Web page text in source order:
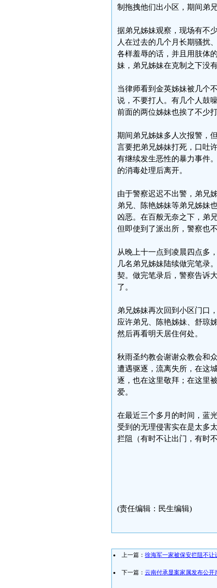
制拖拽他们出小区，期间弟
据弟兄姊妹观察，现场有不
人在过去的几个月长期骚扰
各样羞辱的话，并且用肢体
妹，弟兄姊妹在克制之下没
当律师看到金英姊妹被几个
说，不要打人。有几个人鼓
前面的两位姊妹也挨了不少
期间弟兄姊妹多人次报警，
言要把弟兄姊妹打死，口吐
有继续发生恶性的暴力事件
的消毒处理后离开。
由于警察迟迟不出警，弟兄
弟兄、陈艳姊妹等弟兄姊妹
凶恶。在百般无奈之下，弟
但即使到了派出所，警察也
从晚上十一点到凌晨四点多
几名弟兄姊妹陆续做完笔录
契。做完笔录后，警察告诉
了。
弟兄姊妹再次回到小区门口
应许弟兄、陈艳姊妹、舒琼
然后再看明天居住何处。
秋雨圣约教会谢谢众教会和
遭遇驱逐，流离失所，在这
逐，也在这里敬拜；在这里
爱。
在最近三个多月的时间，蓝
受到的无理侵害实在是太多
拦阻（有时不让出门，有时
(责任编辑：民生编辑)
上一篇： 徐海军一家被保安拦阻不让
下一篇： 云南付承显案家属发布公开